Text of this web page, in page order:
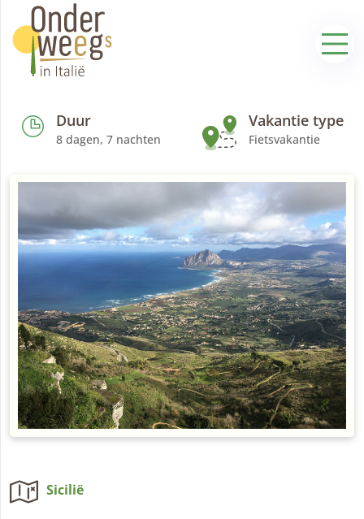
Duur
8 dagen, 7 nachten
Vakantie type
Fietsvakantie
Sicilië